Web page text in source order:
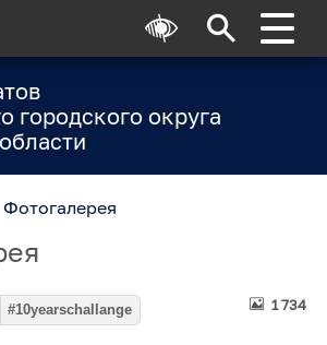
городского округа
Фотогалерея
1 734
#10yearschallange